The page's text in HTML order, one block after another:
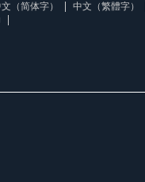
（简体字） 中文（繁體字）